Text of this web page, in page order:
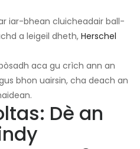
iar-bhean cluicheadair ball-
a leigeil dheth,Herschel
aca gu crìch ann an
bhon uairsin, cha deach an
Dè an